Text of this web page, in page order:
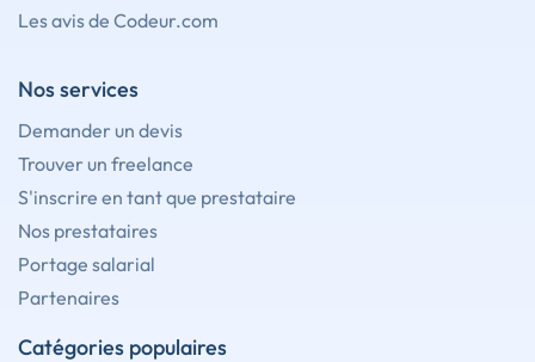
Les avis de Codeur.com
Nos services
Demander un devis
Trouver un freelance
S'inscrire en tant que prestataire
Nos prestataires
Portage salarial
Partenaires
Catégories populaires